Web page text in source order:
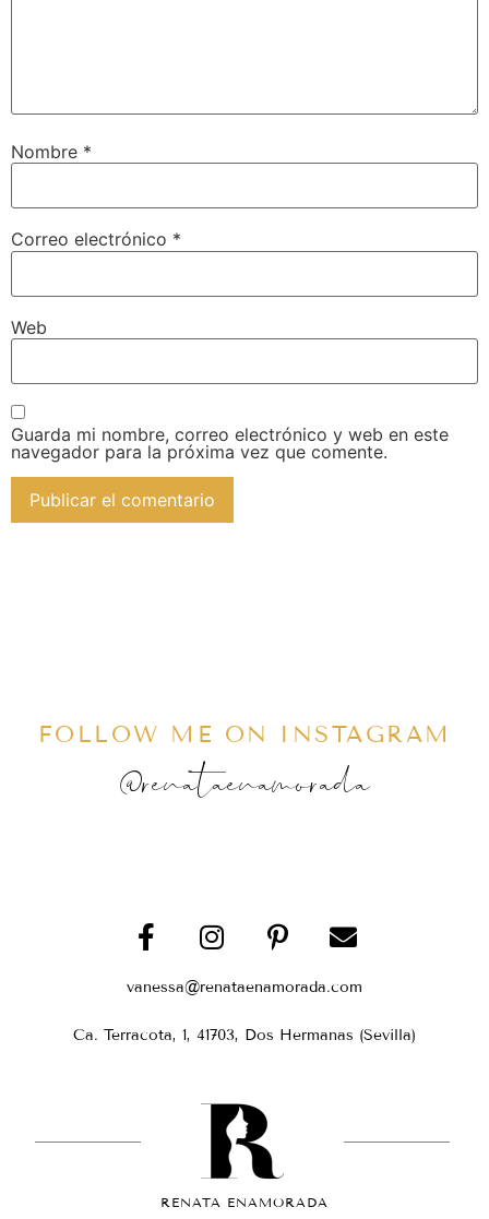
Nombre *
Correo electrónico *
Web
Guarda mi nombre, correo electrónico y web en este
navegador para la próxima vez que comente.
FOLLOW ME ON INSTAGRAM
@renataenamorada
vanessa@renataenamorada.com
Ca. Terracota, 1, 41703, Dos Hermanas (Sevilla)
RENATA ENAMORADA